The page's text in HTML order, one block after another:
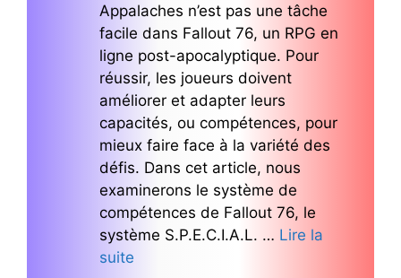
Appalaches n’est pas une tâche
facile dans Fallout 76, un RPG en
ligne post-apocalyptique. Pour
réussir, les joueurs doivent
améliorer et adapter leurs
capacités, ou compétences, pour
mieux faire face à la variété des
défis. Dans cet article, nous
examinerons le système de
compétences de Fallout 76, le
système S.P.E.C.I.A.L. … Lire la
suite